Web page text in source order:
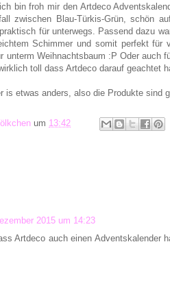
bin froh mir den Artdeco
zwischen Blau-Türkis-Grün, schön
für unterwegs. Passend dazu
Schimmer und somit perfekt
unterm Weihnachtsbaum :P Oder auch
toll dass Artdeco darauf geachtet
is etwas anders, also die Produkte sind
um 13:42
2015 um 14:23
Artdeco auch einen Adventskalender